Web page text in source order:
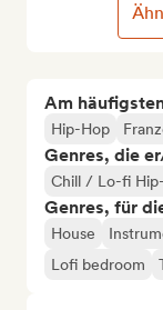
Am
Hip-Hop
Genres, die
Chill / Lo-fi
Genres, für
House
Lofi bedroom